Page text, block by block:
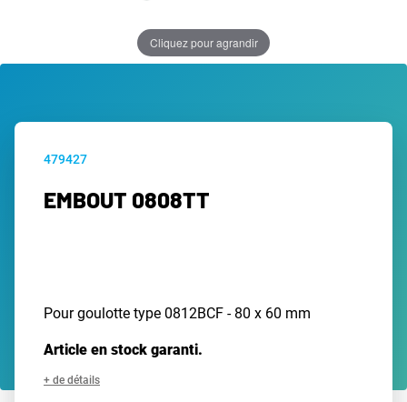
Cliquez pour agrandir
479427
EMBOUT 0808TT
Pour goulotte type 0812BCF - 80 x 60 mm
Article en stock garanti.
+ de détails